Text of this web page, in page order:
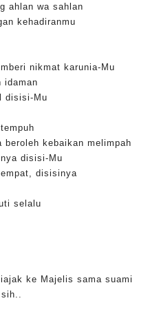
ahlan wa sahlan
kehadiranmu
nikmat karunia-Mu
idaman
disisi-Mu
beroleh kebaikan melimpah
disisi-Mu
disisinya
selalu
ke Majelis sama suami